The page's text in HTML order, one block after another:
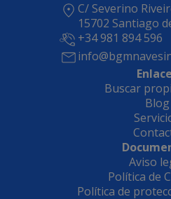
C/ Severino
15702 Santiago
+34 981 894 596
Buscar
Blog
Aviso
Política de
Política de